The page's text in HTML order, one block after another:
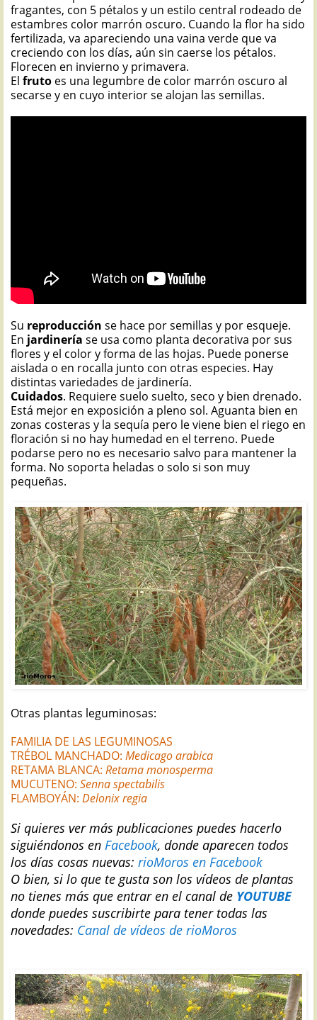
fragantes, con 5 pétalos y un estilo central rodeado de
estambres color marrón oscuro. Cuando la flor ha sido
fertilizada, va apareciendo una vaina verde que va
creciendo con los días, aún sin caerse los pétalos.
Florecen en invierno y primavera.
El fruto es una legumbre de color marrón oscuro al
secarse y en cuyo interior se alojan las semillas.
Su reproducción se hace por semillas y por esqueje.
En jardinería se usa como planta decorativa por sus
flores y el color y forma de las hojas. Puede ponerse
aislada o en rocalla junto con otras especies. Hay
distintas variedades de jardinería.
Cuidados. Requiere suelo suelto, seco y bien drenado.
Está mejor en exposición a pleno sol. Aguanta bien en
zonas costeras y la sequía pero le viene bien el riego en
floración si no hay humedad en el terreno. Puede
podarse pero no es necesario salvo para mantener la
forma. No soporta heladas o solo si son muy
pequeñas.
Otras plantas leguminosas:
FAMILIA DE LAS LEGUMINOSAS
TRÉBOL MANCHADO: Medicago arabica
RETAMA BLANCA: Retama monosperma
MUCUTENO: Senna spectabilis
FLAMBOYÁN: Delonix regia
Si quieres ver más publicaciones puedes hacerlo
siguiéndonos en Facebook, donde aparecen todos
los días cosas nuevas: rioMoros en Facebook
O bien, si lo que te gusta son los vídeos de plantas
no tienes más que entrar en el canal de YOUTUBE
donde puedes suscribirte para tener todas las
novedades: Canal de vídeos de rioMoros